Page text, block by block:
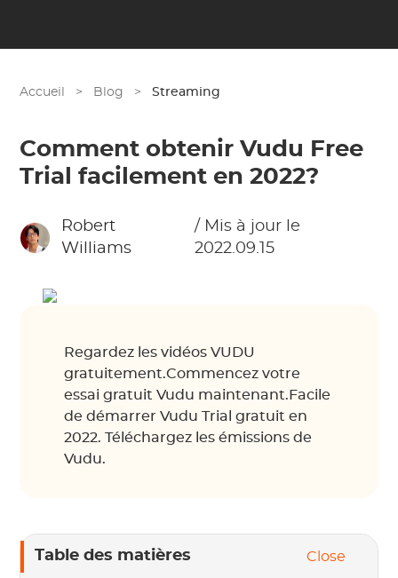
Accueil > Blog > Streaming
Comment obtenir Vudu Free
Trial facilement en 2022?
Robert
Williams
/ Mis à jour le
2022.09.15
Regardez les vidéos VUDU
gratuitement.Commencez votre
essai gratuit Vudu maintenant.Facile
de démarrer Vudu Trial gratuit en
2022. Téléchargez les émissions de
Vudu.
Table des matières Close